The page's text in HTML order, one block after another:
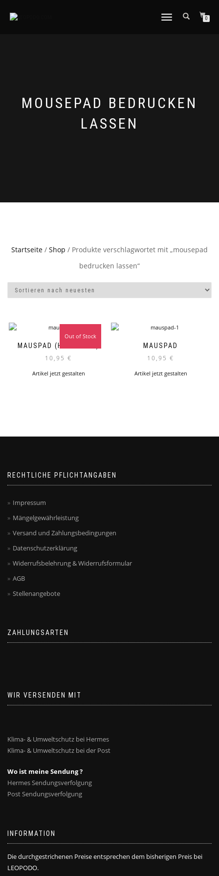
TOGGLE
0
MOUSEPAD BEDRUCKEN
LASSEN
Startseite / Shop / Produkte verschlagwortet mit „mousepad
bedrucken lassen“
MAUSPAD (HERZFORM)
10,95 €
Out of Stock
Artikel jetzt gestalten
MAUSPAD
10,95 €
Artikel jetzt gestalten
RECHTLICHE PFLICHTANGABEN
Impressum
Mängelgewährleistung
Versand und Zahlungsbedingungen
Datenschutzerklärung
Widerrufsbelehrung & Widerrufsformular
AGB
Stellenangebote
ZAHLUNGSARTEN
WIR VERSENDEN MIT
Klima- & Umweltschutz bei Hermes
Klima- & Umweltschutz bei der Post
Wo ist meine Sendung ?
Hermes Sendungsverfolgung
Post Sendungsverfolgung
INFORMATION
Die durchgestrichenen Preise entsprechen dem bisherigen Preis bei
LEOPODO.